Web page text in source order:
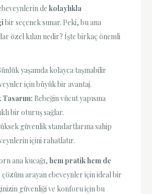
dekolaylıkla
bir seçenek sunar. Peki, bu ana
özel kılan nedir? İşte birkaç önemli
yaşamda kolayca taşınabilir
için büyük bir avantaj.
Bebeğin vücut yapısına
bir oturuş sağlar.
güvenlik standartlarına sahip
içini rahatlatır.
ana kucağı,hem pratik hem de
arayan ebeveynler için ideal bir
güvenliği ve konforu için bu